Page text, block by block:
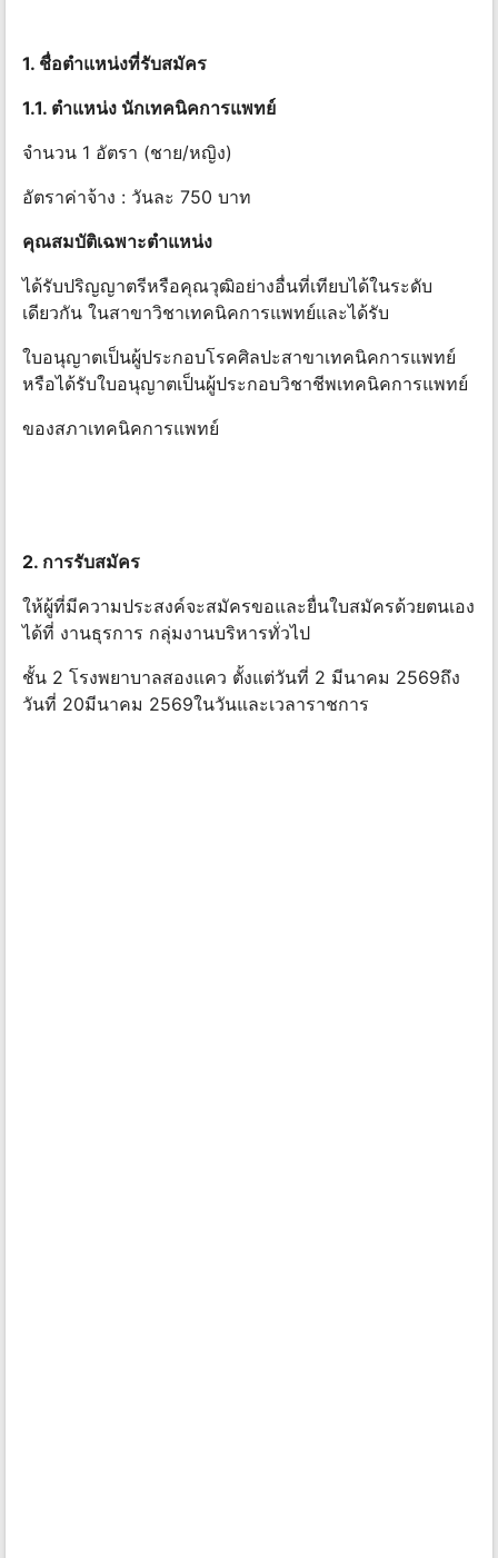
1. ชื่อตําแหน่งที่รับสมัคร
1.1. ตําแหน่ง นักเทคนิคการแพทย์
จํานวน 1 อัตรา (ชาย/หญิง)
อัตราค่าจ้าง : วันละ 750 บาท
คุณสมบัติเฉพาะตําแหน่ง
ได้รับปริญญาตรีหรือคุณวุฒิอย่างอื่นที่เทียบได้ในระดับ
เดียวกัน ในสาขาวิชาเทคนิคการแพทย์และได้รับ
ใบอนุญาตเป็นผู้ประกอบโรคศิลปะสาขาเทคนิคการแพทย์
หรือได้รับใบอนุญาตเป็นผู้ประกอบวิชาชีพเทคนิคการแพทย์
ของสภาเทคนิคการแพทย์
2. การรับสมัคร
ให้ผู้ที่มีความประสงค์จะสมัครขอและยื่นใบสมัครด้วยตนเอง
ได้ที่ งานธุรการ กลุ่มงานบริหารทั่วไป
ชั้น 2 โรงพยาบาลสองแคว ตั้งแต่วันที่ 2 มีนาคม 2569ถึง
วันที่ 20มีนาคม 2569ในวันและเวลาราชการ